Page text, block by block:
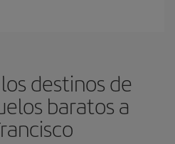
destinos de
baratos a